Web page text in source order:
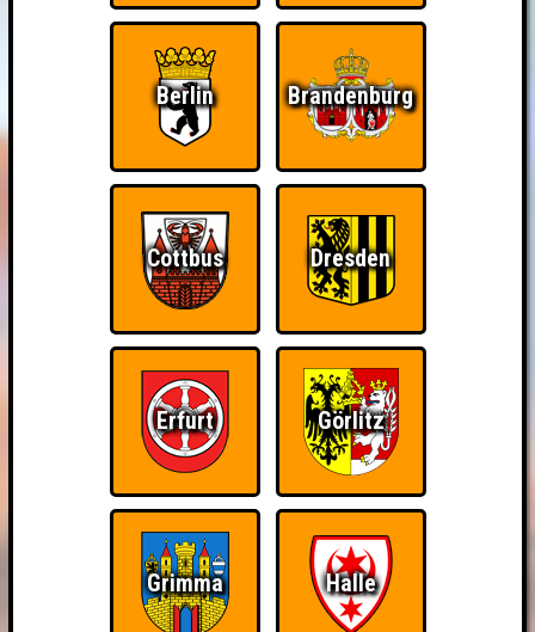
Berlin Brandenburg
Cottbus Dresden
Erfurt Görlitz
Grimma Halle